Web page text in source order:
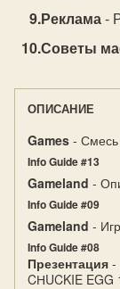
Реклама-
Советы
ОПИСАНИЕ
Games - Смесь
Info Guide #13
Gameland -
Info Guide #09
Gameland -
Info Guide #08
Презентация -
CНUCKIE EGG